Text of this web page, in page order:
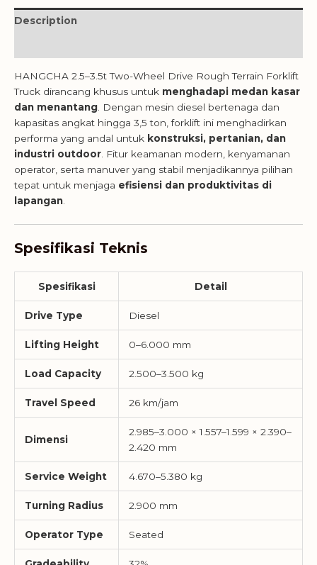
Description
HANGCHA 2.5–3.5t Two-Wheel Drive Rough Terrain Forklift
Truck dirancang khusus untuk menghadapi medan kasar
dan menantang . Dengan mesin diesel bertenaga dan
kapasitas angkat hingga 3,5 ton, forklift ini menghadirkan
performa yang andal untuk konstruksi, pertanian, dan
industri outdoor . Fitur keamanan modern, kenyamanan
operator, serta manuver yang stabil menjadikannya pilihan
tepat untuk menjaga efisiensi dan produktivitas di
lapangan
Spesifikasi Teknis
Spesifikasi Detail
Drive Type Diesel
Lifting Height 0–6.000 mm
Load Capacity 2.500–3.500 kg
Travel Speed 26 km/jam
Dimensi
2.985–3.000 × 1.557–1.599 × 2.390–
2.420 mm
Service Weight 4.670–5.380 kg
Turning Radius 2.900 mm
Operator Type Seated